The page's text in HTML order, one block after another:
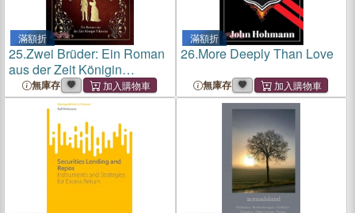
滿額折
25.Zwei Brüder: Ein Roman
aus der Zeit Königin
Viktorias
無庫存
滿額折
26.More Deeply Than Love
無庫存